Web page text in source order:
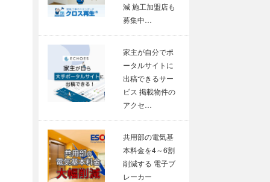
減 施工加盟店も
募集中…
家主が自分でポ
ータルサイトに
出稿できるサー
ビス 掲載物件の
アクセ…
共用部の電気基
本料金を4～6割
削減する 電子ブ
レーカー